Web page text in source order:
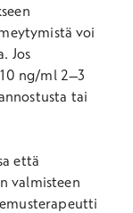
voi
Jos
ng/ml 2–3
tai
että
valmisteen